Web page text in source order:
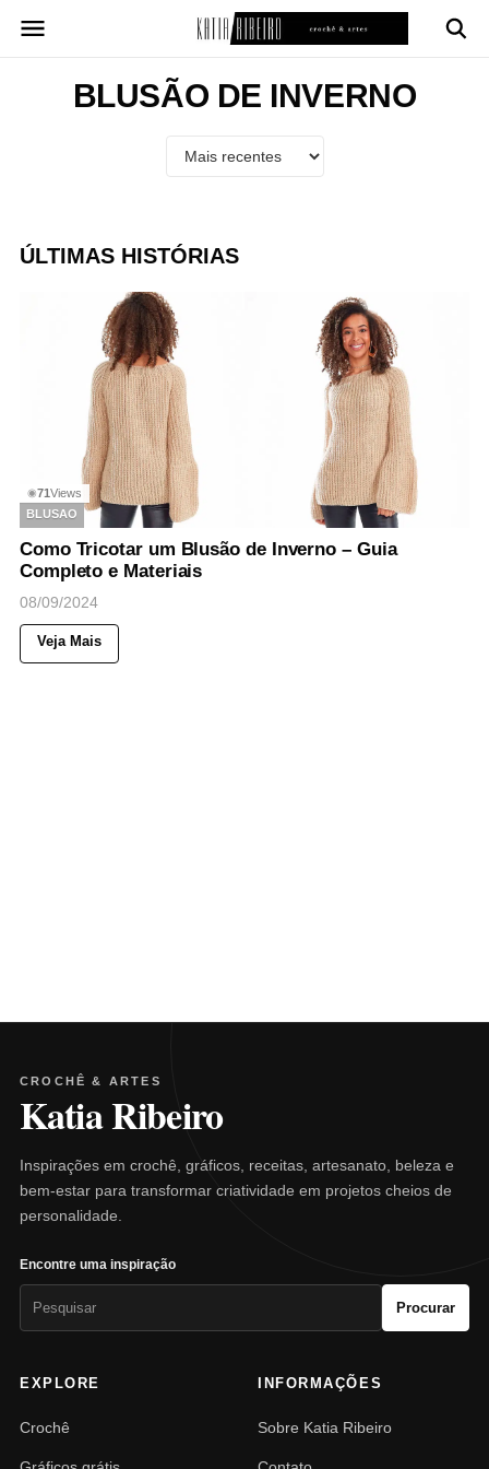
para
BLUSÃO DE INVERNO
ÚLTIMAS HISTÓRIAS
◉71Views
BLUSAO
Como Tricotar um Blusão de Inverno – Guia
Completo e Materiais
08/09/2024
Veja Mais
CROCHÊ & ARTES
Katia Ribeiro
Inspirações em crochê, gráficos, receitas, artesanato, beleza e
bem-estar para transformar criatividade em projetos cheios de
personalidade.
Encontre uma inspiração
Procurar
EXPLORE
Crochê
INFORMAÇÕES
Sobre Katia Ribeiro